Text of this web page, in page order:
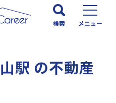
検索 メニュー
駅 の不動産